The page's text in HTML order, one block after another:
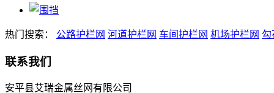
热门搜索： 公路护栏网 河道护栏网 车间护栏网 机场护栏网 勾
联系我们
安平县艾瑞金属丝网有限公司